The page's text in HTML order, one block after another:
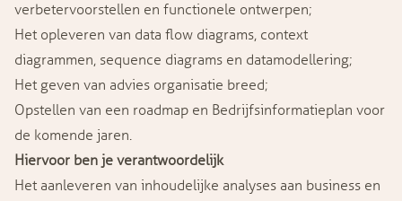
verbetervoorstellen en functionele ontwerpen;
Het opleveren van data flow diagrams, context
diagrammen, sequence diagrams en datamodellering;
Het geven van advies organisatie breed;
Opstellen van een roadmap en Bedrijfsinformatieplan voor
de komende jaren.
Hiervoor ben je verantwoordelijk
Het aanleveren van inhoudelijke analyses aan business en